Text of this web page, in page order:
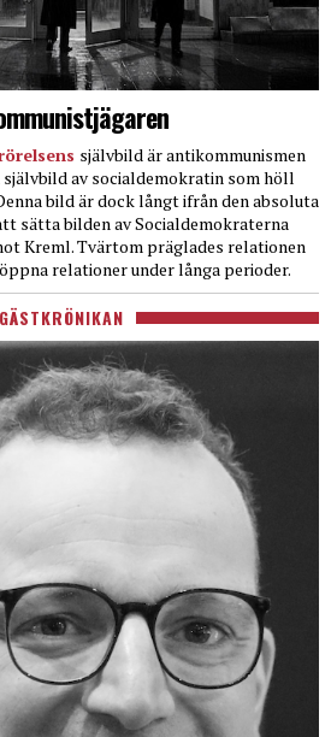
självbild är antikommunismen
självbild av socialdemokratin som höll
bild är dock långt ifrån den absoluta
sätta bilden av Socialdemokraterna
Kreml. Tvärtom präglades relationen
relationer under långa perioder.
GÄSTKRÖNIKAN